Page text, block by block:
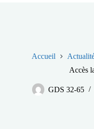
Accueil
Accès
GDS 32-65